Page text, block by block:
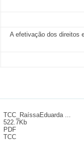
A efetivação dos direitos
TCC_RaíssaEduarda ...
522.7Kb
PDF
TCC